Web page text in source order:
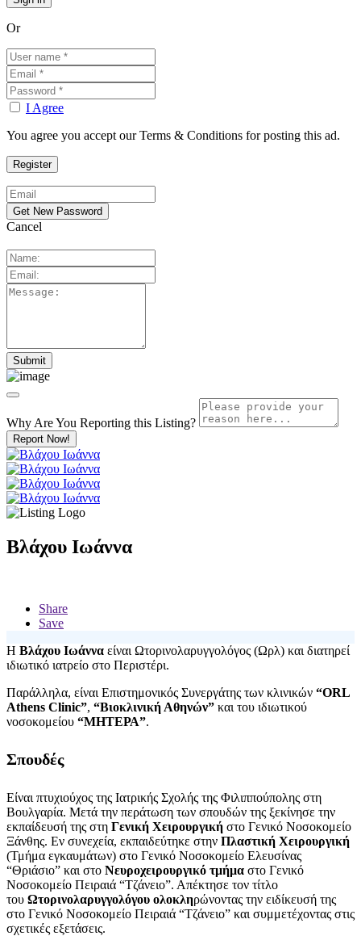
Or
I Agree
You agree you accept our Terms & Conditions for posting this ad.
Cancel
Why Are You Reporting this Listing?
Report Now!
Βλάχου Ιωάννα
Share
Save
Η Βλάχου Ιωάννα είναι Ωτορινολαρυγγολόγος (Ωρλ) και διατηρεί
ιδιωτικό ιατρείο στο Περιστέρι.
Παράλληλα, είναι Επιστημονικός Συνεργάτης των κλινικών “ORL
Athens Clinic”, “Βιοκλινική Αθηνών” και του ιδιωτικού
νοσοκομείου “ΜΗΤΕΡΑ”.
Σπουδές
Είναι πτυχιούχος της Ιατρικής Σχολής της Φιλιππούπολης στη
Βουλγαρία. Μετά την περάτωση των σπουδών της ξεκίνησε την
εκπαίδευσή της στη Γενική Χειρουργική στο Γενικό Νοσοκομείο
Ξάνθης. Εν συνεχεία, εκπαιδεύτηκε στην Πλαστική Χειρουργική
(Τμήμα εγκαυμάτων) στο Γενικό Νοσοκομείο Ελευσίνας
“Θριάσιο” και στο Νευροχειρουργικό τμήμα στο Γενικό
Νοσοκομείο Πειραιά “Τζάνειο”. Απέκτησε τον τίτλο
του Ωτορινολαρυγγολόγου ολοκληρώνοντας την ειδίκευσή της
στο Γενικό Νοσοκομείο Πειραιά “Τζάνειο” και συμμετέχοντας στις
σχετικές εξετάσεις.